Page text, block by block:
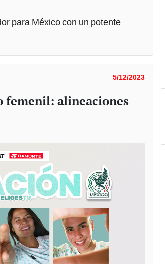
para México con un potente
5/12/2023
femenil: alineaciones